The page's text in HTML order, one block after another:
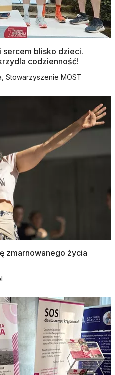
sercem blisko dzieci.
codzienność!
Stowarzyszenie MOST
zmarnowanego życia